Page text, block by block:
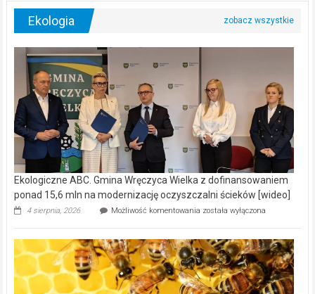
Ekologia
Ekologiczne ABC. Gmina Wręczyca Wielka z dofinansowaniem
ponad 15,6 mln na modernizację oczyszczalni ścieków [wideo]
4 sierpnia, 2026 Możliwość komentowania Ekologiczne
Wręczyca
Wielka
z
dofinansowaniem
ponad
została wyłączona